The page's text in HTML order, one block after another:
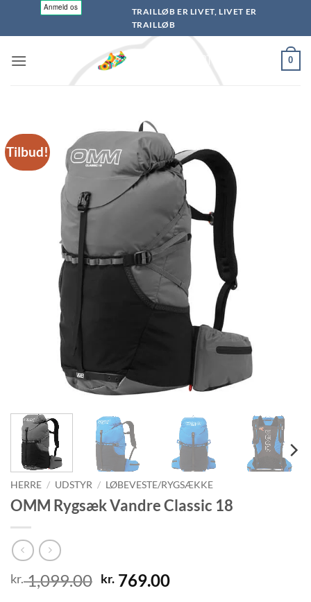
TRAILLØB ER LIVET, LIVET ER
TRAILLØB
0
Tilbud!
HERRE / UDSTYR / LØBEVESTE/RYGSÆKKE
OMM Rygsæk Vandre Classic 18
kr.1,099.00 Den
kr. 769.00Den